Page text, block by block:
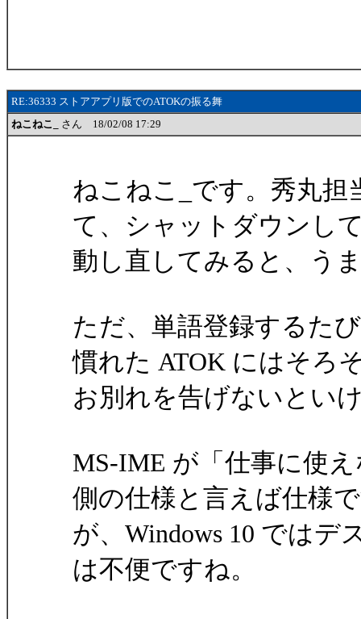
RE:36333 ストアアプリ版でのATOKの振る舞
ねこねこ_
さん 18/02/08 17:29
ねこねこ_です。秀丸
て、シャットダウンし
動し直してみると、う
ただ、単語登録するた
慣れた ATOK にはそろ
お別れを告げないとい
MS-IME が「仕事に使
側の仕様と言えば仕様
が、Windows 10 では
は不便ですね。